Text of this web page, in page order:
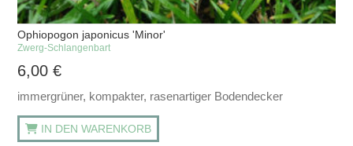
Ophiopogon japonicus 'Minor'
Zwerg-Schlangenbart
6,00€
immergrüner, kompakter, rasenartiger Bodendecker
IN DEN WARENKORB